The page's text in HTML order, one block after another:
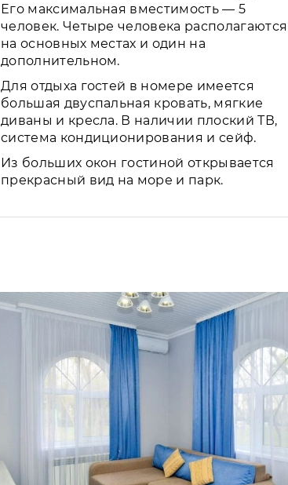
Его максимальная вместимость — 5
человек. Четыре человека располагаются
на основных местах и один на
дополнительном.
Для отдыха гостей в номере имеется
большая двуспальная кровать, мягкие
диваны и кресла. В наличии плоский ТВ,
система кондиционирования и сейф.
Из больших окон гостиной открывается
прекрасный вид на море и парк.